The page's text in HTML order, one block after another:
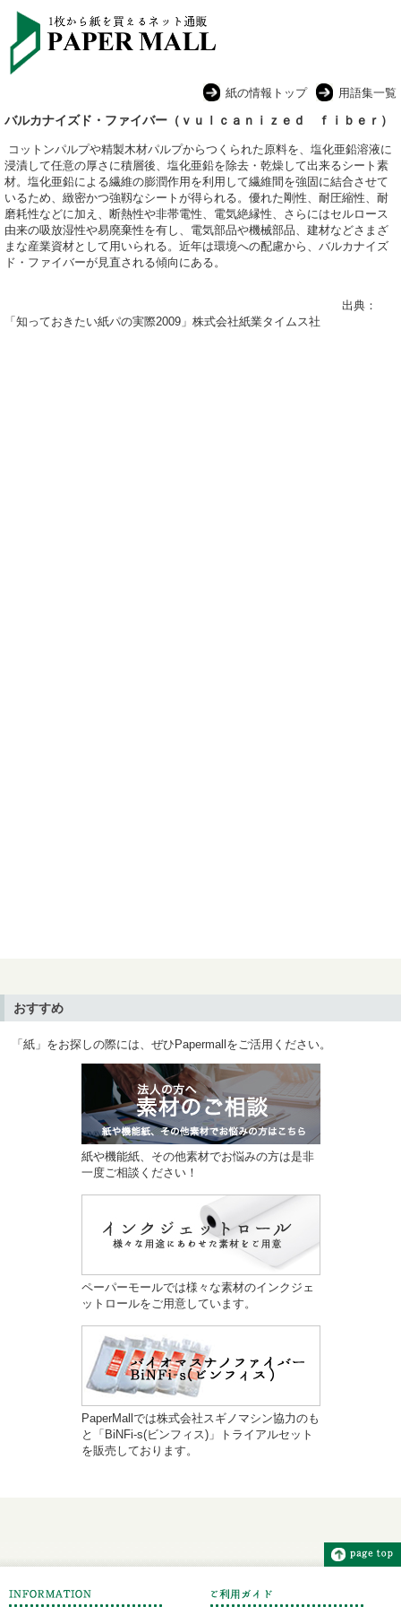
紙の情報トップ 用語集一覧
バルカナイズド・ファイバー（ｖｕｌｃａｎｉｚｅｄ ｆｉｂｅｒ）
コットンパルプや精製木材パルプからつくられた原料を、塩化亜鉛溶液に
浸漬して任意の厚さに積層後、塩化亜鉛を除去・乾燥して出来るシート素
材。塩化亜鉛による繊維の膨潤作用を利用して繊維間を強固に結合させて
いるため、緻密かつ強靱なシートが得られる。優れた剛性、耐圧縮性、耐
磨耗性などに加え、断熱性や非帯電性、電気絶縁性、さらにはセルロース
由来の吸放湿性や易廃棄性を有し、電気部品や機械部品、建材などさまざ
まな産業資材として用いられる。近年は環境への配慮から、バルカナイズ
ド・ファイバーが見直される傾向にある。
出典：
「知っておきたい紙パの実際2009」株式会社紙業タイムス社
おすすめ
「紙」をお探しの際には、ぜひPapermallをご活用ください。
紙や機能紙、その他素材でお悩みの方は是非
一度ご相談ください！
ペーパーモールでは様々な素材のインクジェ
ットロールをご用意しています。
PaperMallでは株式会社スギノマシン協力のも
と「BiNFi-s(ビンフィス)」トライアルセット
を販売しております。